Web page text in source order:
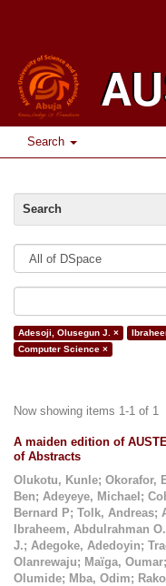
Search
Search
Adesoji, Olusegun J. ×
Computer Science ×
Now showing items 1-1 of 1
A maiden edition of
of Abstracts
Olukotu, Kunle; Okorafor,
Ben; Adeyeye, Michael ;
Bernard P; Tolk, Andreas;
Ibraheem, Abdulrahman O.
J.; Adegoke, Adedoyin;
Olanrewaju; Maïga, Oumar;
Olumide; Mba, Odim;